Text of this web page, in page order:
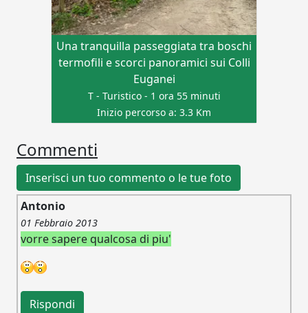
Una tranquilla passeggiata tra boschi
termofili e scorci panoramici sui Colli
Euganei
T - Turistico - 1 ora 55 minuti
Inizio percorso a: 3.3 Km
Commenti
Inserisci un tuo commento o le tue foto
Antonio
01 Febbraio 2013
vorre sapere qualcosa di piu'
Rispondi